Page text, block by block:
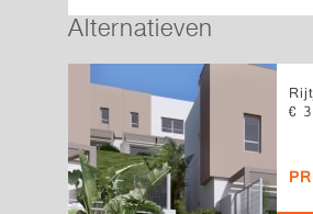
Alternatieven
€